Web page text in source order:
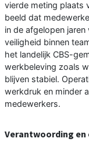
vierde meting plaats
beeld dat
in de afgelopen jaren
veiligheid binnen
het landelijk CBS-
werkbeleving zoals
blijven stabiel.
werkdruk en minder
medewerkers.
Verantwoording